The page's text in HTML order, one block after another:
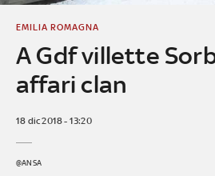
A Gdf villette
affari clan
EMILIA ROMAGNA
18 dic 2018 - 13:20
@ANSA